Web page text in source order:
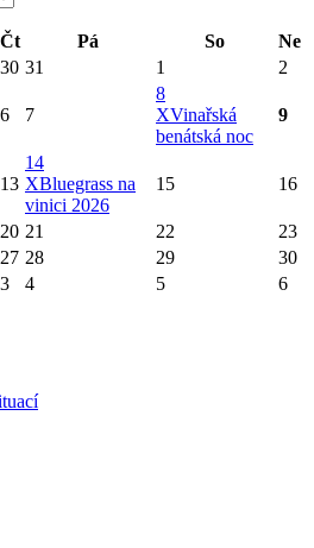
Čt Pá So
Ne
30 31 1 2
6 7
8
XVinařská
benátská noc
9
13
14
XBluegrass na
vinici 2026
15 16
20 21 22
23
27 28 29
30
3 4 5 6